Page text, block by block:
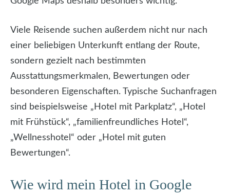
Viele Reisende suchen außerdem nicht nur nach
einer beliebigen Unterkunft entlang der Route,
sondern gezielt nach bestimmten
Ausstattungsmerkmalen, Bewertungen oder
besonderen Eigenschaften. Typische Suchanfragen
sind beispielsweise „Hotel mit Parkplatz“, „Hotel
mit Frühstück“, „familienfreundliches Hotel“,
„Wellnesshotel“ oder „Hotel mit guten
Bewertungen“.
Wie wird mein Hotel in Google